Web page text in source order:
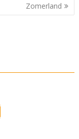
Zomerland